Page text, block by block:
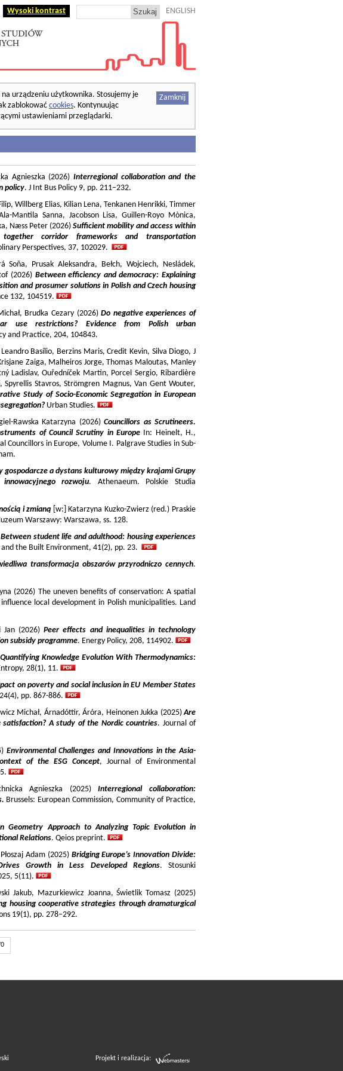
Wysoki kontrast ENGLISH
Zamknij
urządzeniu użytkownika. Stosujemy je
zablokowaćcookies. Kontynuując
ustawieniami przeglądarki.
Agnieszka (2026) Interregional collaboration and the
policy. J Int Bus Policy 9, pp. 211–232.
Willberg Elias, Kilian Lena, Tenkanen Henrikki, Timmer
Mantila Sanna, Jacobson Lisa, Guillen-Royo Mònica,
Næss Peter (2026) Sufficient mobility and access within
corridor frameworks and transportation
Perspectives, 37, 102029.
Soňa, Prusak Aleksandra, Bełch, Wojciech, Nesládek,
(2026) Between efficiency and democracy: Explaining
and prosumer solutions in Polish and Czech housing
132, 104519.
Brudka Cezary (2026)Do negative experiences of
use restrictions? Evidence from Polish urban
and Practice, 204, 104843.
Basílio, Berzins Maris, Credit Kevin, Silva Diogo, J
Zaiga, Malheiros Jorge, Thomas Maloutas, Manley
Ladislav, Ouředníček Martin, Porcel Sergio, Ribardière
Stavros, Strömgren Magnus, Van Gent Wouter,
Study of Socio-Economic Segregation in European
Urban Studies.
Rawska Katarzyna (2026) Councillors as Scrutineers.
of Council Scrutiny in EuropeIn: Heinelt, H.,
Councillors in Europe, Volume I. Palgrave Studies in Sub-
gospodarcze a dystans kulturowy między krajami Grupy
rozwoju. Athenaeum. Polskie Studia
i zmianą [w:] Katarzyna Kuzko-Zwierz (red.) Praskie
Warszawy: Warszawa, ss. 128.
Between student life and adulthood: housing experiences
and the Built Environment, 41(2), pp. 23.
transformacja obszarów przyrodniczo cennych.
(2026) The uneven benefits of conservation: A spatial
local development in Polish municipalities. Land
Jan (2026)Peer effects and inequalities in technology
subsidy programme. Energy Policy, 208, 114902.
Quantifying Knowledge Evolution With Thermodynamics:
28(1), 11.
on poverty and social inclusion in EU Member States
pp. 867-886.
Michał, Árnadóttir, Áróra, Heinonen Jukka (2025)Are
A study of the Nordic countries. Journal of
Environmental Challenges and Innovations in the Asia-
of the ESG Concept, Journal of Environmental
Agnieszka (2025)Interregional collaboration:
Brussels: European Commission, Community of Practice,
Geometry Approach to Analyzing Topic Evolution in
Relations. Qeios preprint.
Adam (2025) Bridging Europe’s Innovation Divide:
Growth in Less Developed Regions. Stosunki
5(11).
Jakub, Mazurkiewicz Joanna, Świetlik Tomasz (2025)
housing cooperative strategies through dramaturgical
19(1), pp. 278–292.
Projekt i realizacja: